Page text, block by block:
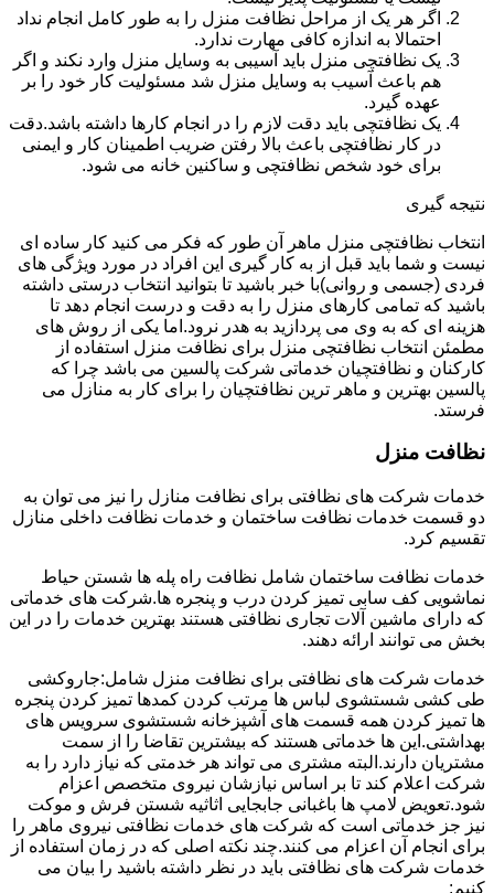
اگر هر یک از مراحل نظافت منزل را به طور کامل انجام نداد
احتمالا به اندازه کافی مهارت ندارد.
یک نظافتچی منزل باید آسیبی به وسایل منزل وارد نکند و اگر
هم باعث آسیب به وسایل منزل شد مسئولیت کار خود را بر
عهده گیرد.
یک نظافتچی باید دقت لازم را در انجام کارها داشته باشد.دقت
در کار نظافتچی باعث بالا رفتن ضریب اطمینان کار و ایمنی
برای خود شخص نظافتچی و ساکنین خانه می شود.
نتیجه گیری
انتخاب نظافتچی منزل ماهر آن طور که فکر می کنید کار ساده ای
نیست و شما باید قبل از به کار گیری این افراد در مورد ویژگی های
فردی (جسمی و روانی)با خبر باشید تا بتوانید انتخاب درستی داشته
باشید که تمامی کارهای منزل را به دقت و درست انجام دهد تا
هزینه ای که به وی می پردازید به هدر نرود.اما یکی از روش های
مطمئن انتخاب نظافتچی منزل برای نظافت منزل استفاده از
کارکنان و نظافتچیان خدماتی شرکت پالسین می باشد چرا که
پالسین بهترین و ماهر ترین نظافتچیان را برای کار به منازل می
فرستد.
نظافت منزل
خدمات شرکت های نظافتی برای نظافت منازل را نیز می توان به
دو قسمت خدمات نظافت ساختمان و خدمات نظافت داخلی منازل
تقسیم کرد.
خدمات نظافت ساختمان شامل نظافت راه پله ها شستن حیاط
نماشویی کف سابی تمیز کردن درب و پنجره ها.شرکت های خدماتی
که دارای ماشین آلات تجاری نظافتی هستند بهترین خدمات را در این
بخش می توانند ارائه دهند.
خدمات شرکت های نظافتی برای نظافت منزل شامل:جاروکشی
طی کشی شستشوی لباس ها مرتب کردن کمدها تمیز کردن پنجره
ها تمیز کردن همه قسمت های آشپزخانه شستشوی سرویس های
بهداشتی.این ها خدماتی هستند که بیشترین تقاضا را از سمت
مشتریان دارند.البته مشتری می تواند هر خدمتی که نیاز دارد را به
شرکت اعلام کند تا بر اساس نیازشان نیروی متخصص اعزام
شود.تعویض لامپ ها باغبانی جابجایی اثاثیه شستن فرش و موکت
نیز جز خدماتی است که شرکت های خدمات نظافتی نیروی ماهر را
برای انجام آن اعزام می کنند.چند نکته اصلی که در زمان استفاده از
خدمات شرکت های نظافتی باید در نظر داشته باشید را بیان می
کنیم: